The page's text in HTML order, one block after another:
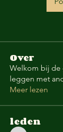
Over
Welkom bij de
leggen met
Meer lezen
leden